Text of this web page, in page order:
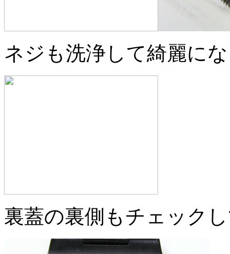
ネジも洗浄して綺麗に
裏蓋の裏側もチェック